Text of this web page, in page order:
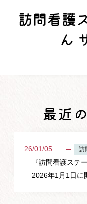
訪問看護
ん
最近
26/01/05 訪
『訪問看護ステ
2026年1月1日に